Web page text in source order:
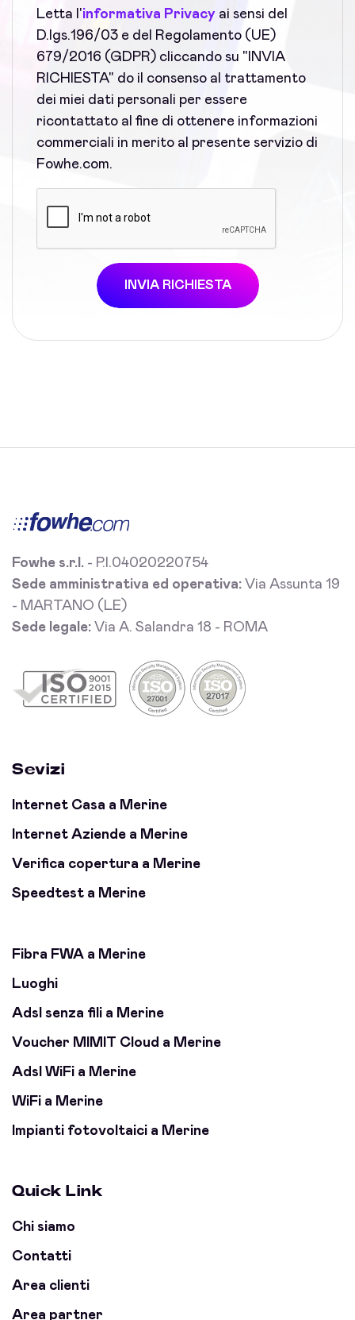
Letta l'informativa Privacy ai sensi del
D.lgs.196/03 e del Regolamento (UE)
679/2016 (GDPR) cliccando su "INVIA
RICHIESTA" do il consenso al trattamento
dei miei dati personali per essere
ricontattato al fine di ottenere informazioni
commerciali in merito al presente servizio di
Fowhe.com.
INVIA RICHIESTA
Fowhe s.r.l. - P.I.04020220754
Sede amministrativa ed operativa: Via Assunta 19
- MARTANO (LE)
Sede legale: Via A. Salandra 18 - ROMA
Sevizi
Internet Casa a Merine
Internet Aziende a Merine
Verifica copertura a Merine
Speedtest a Merine
Fibra FWA a Merine
Luoghi
Adsl senza fili a Merine
Voucher MIMIT Cloud a Merine
Adsl WiFi a Merine
WiFi a Merine
Impianti fotovoltaici a Merine
Quick Link
Chi siamo
Contatti
Area clienti
Area partner